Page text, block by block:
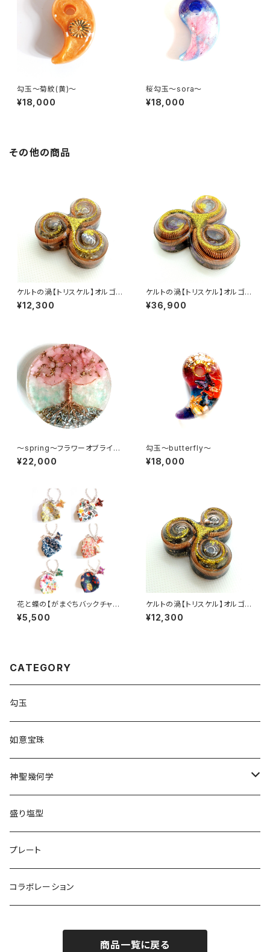
勾玉～菊紋(黄)～
¥18,000
桜勾玉～sora～
¥18,000
その他の商品
ケルトの渦【トリスケル】オルゴナ
イト
¥12,300
ケルトの渦【トリスケル】オルゴナ
イト
¥36,900
～spring～フラワーオブライフ
コースター
¥22,000
勾玉～butterfly～
¥18,000
花と蝶の【がまぐちバックチャー
ム】
¥5,500
ケルトの渦【トリスケル】オルゴナ
イト
¥12,300
CATEGORY
勾玉
如意宝珠
神聖幾何学
トリスケル
盛り塩型
プレート
コラボレーション
商品一覧に戻る